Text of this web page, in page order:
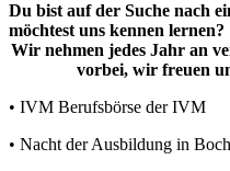
Du bist auf der Suche nach
möchtest uns kennen lernen?
Wir nehmen jedes Jahr an
vorbei, wir freuen
• IVM Berufsbörse der IVM
• Nacht der Ausbildung in